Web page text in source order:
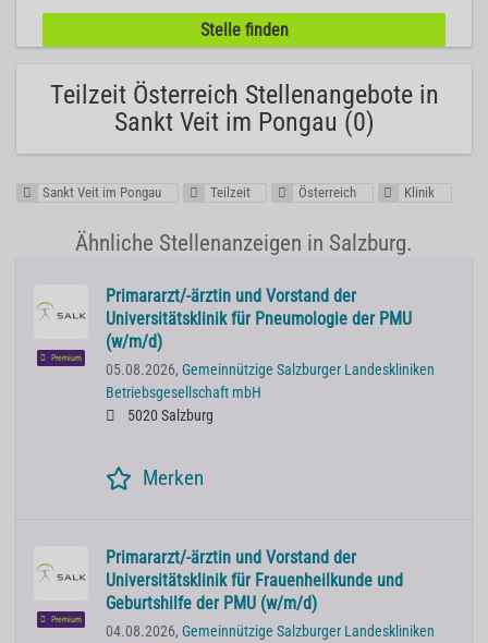
Teilzeit Österreich Stellenangebote in
Sankt Veit im Pongau (0)
Sankt Veit im Pongau Teilzeit Österreich Klinik
Ähnliche Stellenanzeigen in Salzburg.
Premium
Primararzt/-ärztin und Vorstand der
Universitätsklinik für Pneumologie der PMU
(w/m/d)
05.08.2026, Gemeinnützige Salzburger Landeskliniken
Betriebsgesellschaft mbH
5020 Salzburg
Merken
Premium
Primararzt/-ärztin und Vorstand der
Universitätsklinik für Frauenheilkunde und
Geburtshilfe der PMU (w/m/d)
04.08.2026, Gemeinnützige Salzburger Landeskliniken